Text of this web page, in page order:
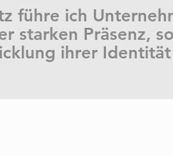
führe ich
starken Präsenz,
ihrer